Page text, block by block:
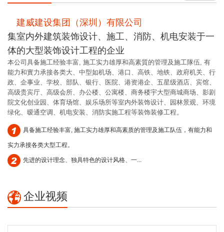
建威建设集团（深圳）有限公司
集室内外建筑装饰设计、施工、消防、机电安装于一
体的大型装饰设计工程的企业
本公司具备施工经验丰富, 施工实力雄厚和高素質的管理及施工隊伍, 有
能力和實力承接各类大、中型如机场、港口、高铁、地铁、政府机关、行
政、企事业、学校、部队、银行、医院、港资港企、五星级酒店、宾馆、
高级贵宾厅、高级会所、办公楼、公寓楼、商务楼宇大型商城商场、影剧
院文化创业园、体育场馆、娱乐场所等室内外装饰设计、园林景观、环境
绿化、暧通空调、机电安装、消防实施工程等装饰装修工程。
具备施工经验丰富, 施工实力雄厚和高素质的管理及施工队伍，有能力和
实力承接各类大型工程。
先进的设计理念、独具特色的设计风格、一...
企业视频